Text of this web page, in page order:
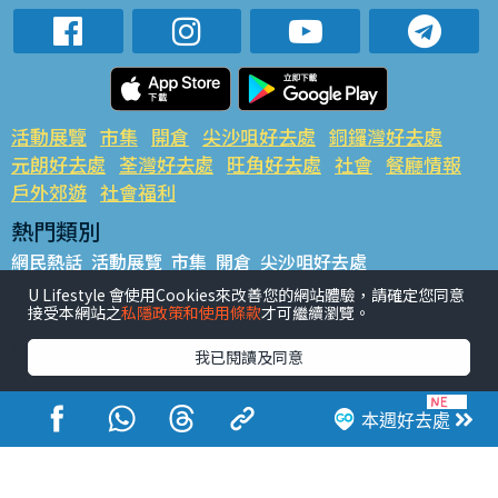
本週好去處
活動展覽 市集 開倉 尖沙咀好去處 銅鑼灣好去處
元朗好去處 荃灣好去處 旺角好去處 社會 餐廳情報
戶外郊遊 社會福利
熱門類別
網民熱話 活動展覽 市集 開倉 尖沙咀好去處
銅鑼灣好去處 元朗好去處 荃灣好去處 旺角好去處 社會
餐廳情報 戶外郊遊
熱門標籤
#UGO搵好去處 #人氣活動推介 #美食社群熱話
#親子玩樂好去處
#ULifestyle應用程式
#限時搶
#UJetso禮物放送
#ULifestyle商戶中心 #著數 #網絡熱話
U Lifestyle 會使用Cookies來改善您的網站體驗，請確定您同意
接受本網站之私隱政策和使用條款才可繼續瀏覽。
我已閱讀及同意